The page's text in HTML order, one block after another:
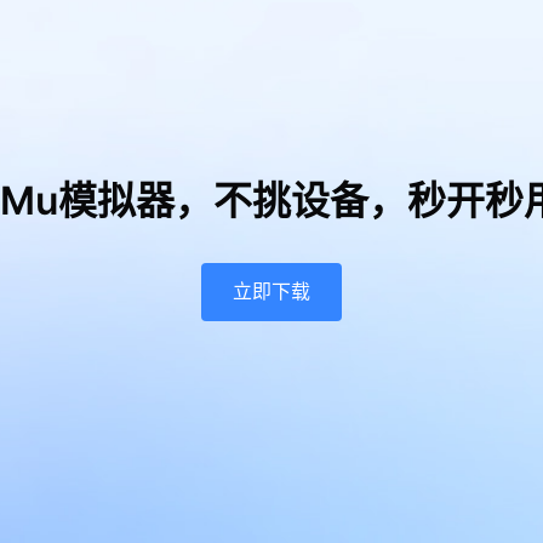
模拟器， 不挑设备，秒开秒
立即下载